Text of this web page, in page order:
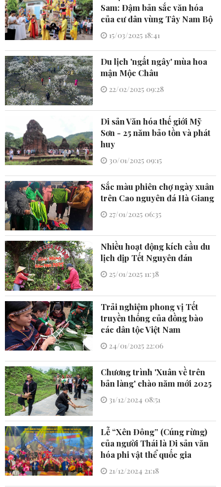
Sam: Đậm bản sắc văn hóa
của cư dân vùng Tây Nam Bộ
15/03/2025 18:41
Du lịch 'ngất ngây' mùa hoa
mận Mộc Châu
22/02/2025 09:28
Di sản Văn hóa thế giới Mỹ
Sơn - 25 năm bảo tồn và phát
huy
30/01/2025 09:15
Sắc màu phiên chợ ngày xuân
trên Cao nguyên đá Hà Giang
27/01/2025 06:35
Nhiều hoạt động kích cầu du
lịch dịp Tết Nguyên đán
25/01/2025 11:38
Trải nghiệm phong vị Tết
truyền thống của đồng bào
các dân tộc Việt Nam
24/01/2025 22:06
Chương trình 'Xuân về trên
bản làng' chào năm mới 2025
31/12/2024 08:51
Lễ “Xên Đông” (Cúng rừng)
của người Thái là Di sản văn
hóa phi vật thể quốc gia
21/12/2024 21:18